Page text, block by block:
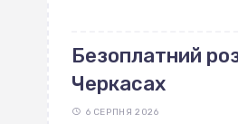
Безоплатний
Черкасах
6 СЕРПНЯ 2026